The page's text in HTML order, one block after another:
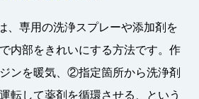
、専用の洗浄スプレーや添加剤を
内部をきれいにする方法です。作
ンを暖気、②指定箇所から洗浄剤
転して薬剤を循環させる、という